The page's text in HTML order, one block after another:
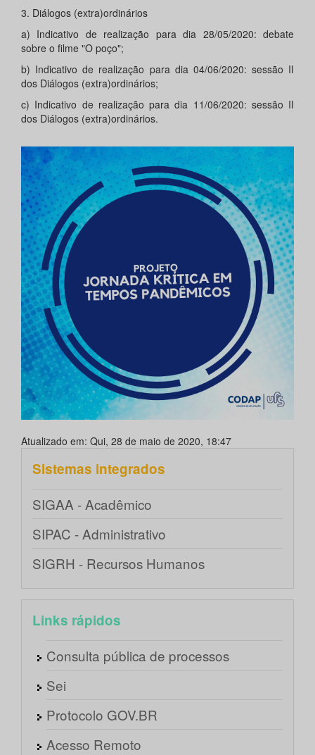
3. Diálogos (extra)ordinários
a) Indicativo de realização para dia 28/05/2020: debate
sobre o filme "O poço";
b) Indicativo de realização para dia 04/06/2020: sessão II
dos Diálogos (extra)ordinários;
c) Indicativo de realização para dia 11/06/2020: sessão II
dos Diálogos (extra)ordinários.
Atualizado em: Qui, 28 de maio de 2020, 18:47
Sistemas integrados
SIGAA - Acadêmico
SIPAC - Administrativo
SIGRH - Recursos Humanos
Links rápidos
Consulta pública de processos
Sei
Protocolo GOV.BR
Acesso Remoto